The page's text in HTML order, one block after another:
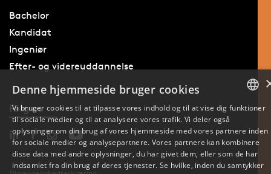
Bachelor
Kandidat
Ingeniør
Efter- og videreuddannelse
Følg os
ENGLISH
Denne hjemmeside bruger cookies
Vi bruger cookies til at tilpasse vores indhold og til at vise dig funktioner
til sociale medier og til at analysere vores trafik. Vi deler også
oplysninger om din brug af vores hjemmeside med vores partnere inden
for sociale medier og analysepartnere. Vores partnere kan kombinere
disse data med andre oplysninger, du har givet dem, eller som de har
indsamlet fra din brug af deres tjenester. Se hvilke, inden du samtykker